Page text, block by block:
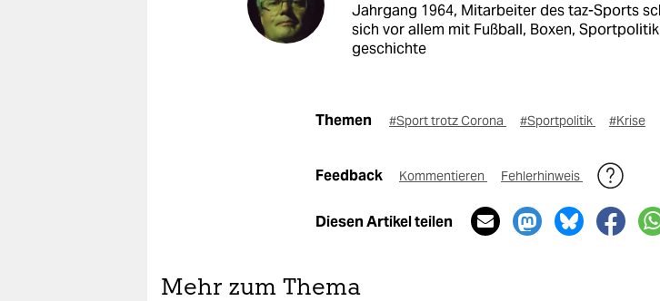
Jahrgang 1964, Mitarbeiter des taz-Sports
sich vor allem mit Fußball, Boxen,
geschichte
Themen #Sport trotz Corona #Sportpolitik #Krise
Feedback Kommentieren Fehlerhinweis
Diesen Artikel teilen
Mehr zum Thema